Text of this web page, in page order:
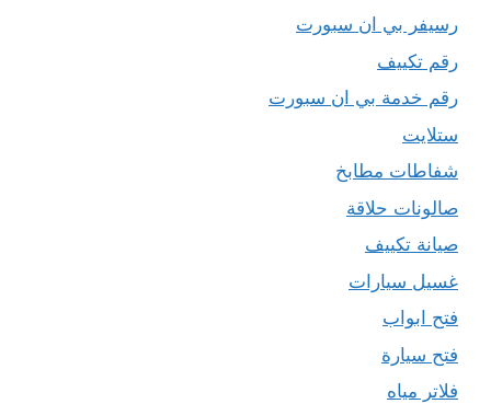
رسيفر بي ان سبورت
رقم تكييف
رقم خدمة بي ان سبورت
ستلايت
شفاطات مطابخ
صالونات حلاقة
صيانة تكييف
غسيل سيارات
فتح ابواب
فتح سيارة
فلاتر مياه